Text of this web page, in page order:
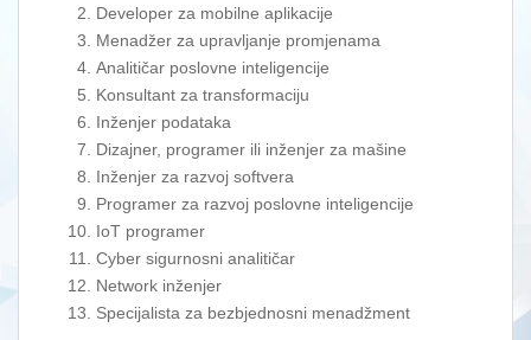
Developer za mobilne aplikacije
Menadžer za upravljanje promjenama
Analitičar poslovne inteligencije
Konsultant za transformaciju
Inženjer podataka
Dizajner, programer ili inženjer za mašine
Inženjer za razvoj softvera
Programer za razvoj poslovne inteligencije
IoT programer
Cyber sigurnosni analitičar
Network inženjer
Specijalista za bezbjednosni menadžment